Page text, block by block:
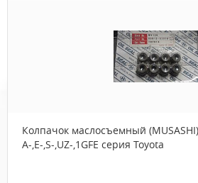
Колпачок маслосъемный
A-,E-,S-,UZ-,1GFE серия Toyota